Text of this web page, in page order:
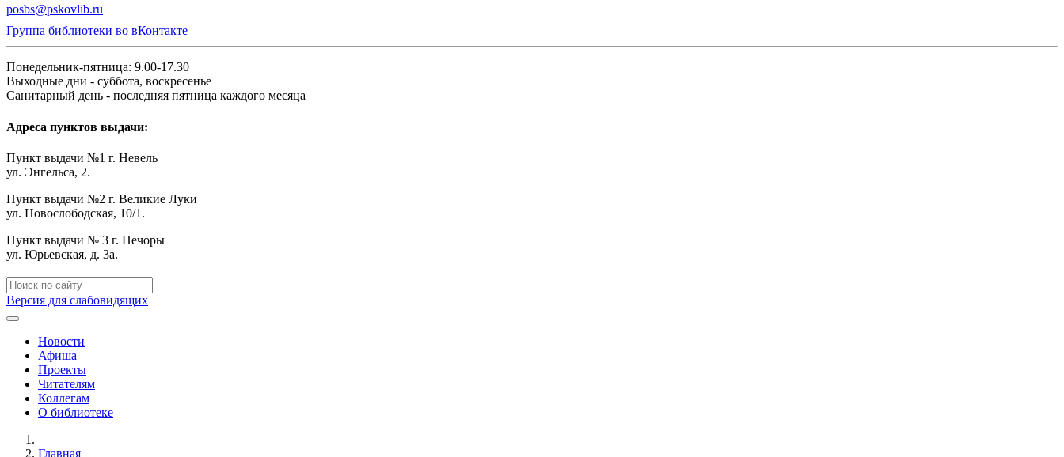
posbs@pskovlib.ru
Группа библиотеки во вКонтакте
Понедельник-пятница: 9.00-17.30
Выходные дни - суббота, воскресенье
Санитарный день - последняя пятница каждого месяца
Адреса пунктов выдачи:
Пункт выдачи №1 г. Невель
ул. Энгельса, 2.
Пункт выдачи №2 г. Великие Луки
ул. Новослободская, 10/1.
Пункт выдачи № 3 г. Печоры
ул. Юрьевская, д. 3а.
Версия для слабовидящих
Новости
Афиша
Проекты
Читателям
Коллегам
О библиотеке
Главная